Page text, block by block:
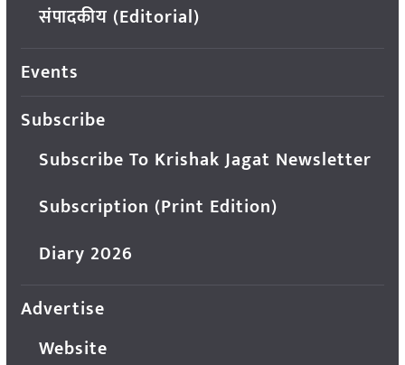
संपादकीय (Editorial)
Events
Subscribe
Subscribe To Krishak Jagat Newsletter
Subscription (Print Edition)
Diary 2026
Advertise
Website